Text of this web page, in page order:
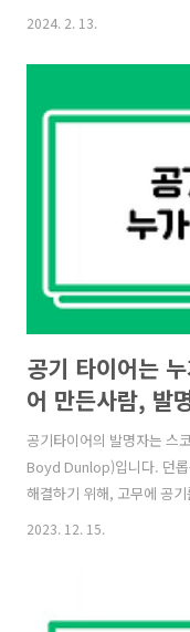
로, 불안, 불면증 등을 치료
드 머레이는 잭슨에게 불면
습니다. 하지만 머레이는
또한 잭슨의 상태를 제대
치사 혐의로 유죄 판결을
전 세계적으로 큰 충격을
2024. 2. 13.
공기 타이어는
어 만든사람, 발
공기타이어의 발명자는 스
Boyd Dunlop)입니다. 던
해결하기 위해, 고무에 공기
1888년 12월 3일에 특허를
편하다는 것을 알고 있었
음, 그 사이에 공기를 주입
2023. 12. 15.